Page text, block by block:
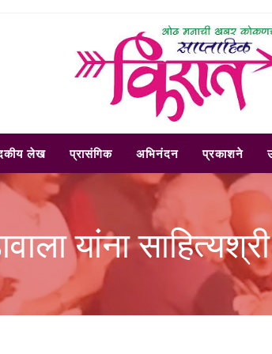
लेख प्रासंगिक अभिनंदन प्रकाशने
यांना